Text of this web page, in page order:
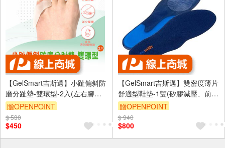
【GelSmart吉斯邁】小趾偏斜防
磨分趾墊-雙環型-2入(左右腳通
用、0.5cm分趾墊、TG-
GTS0062-S)
贈OPENPOINT
訂單滿999享9折
$ 530
$450
【GelSmart吉斯邁】雙密度薄片
舒適型鞋墊-1雙(矽膠減壓、前掌
波紋吸震、適用多種鞋款、SI-
SI732DF)
贈OPENPOINT
訂單滿999享9折
$ 940
$800